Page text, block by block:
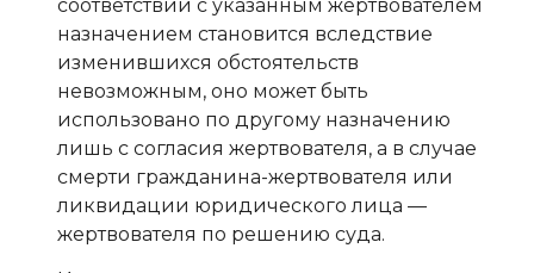
соответствии с указанным жертвователем
назначением становится вследствие
изменившихся обстоятельств
невозможным, оно может быть
использовано по другому назначению
лишь с согласия жертвователя, а в случае
смерти гражданина-жертвователя или
ликвидации юридического лица —
жертвователя по решению суда.